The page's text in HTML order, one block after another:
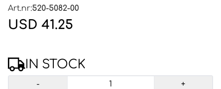
Art.nr:520-5082-00
USD 41.25
IN STOCK
- +